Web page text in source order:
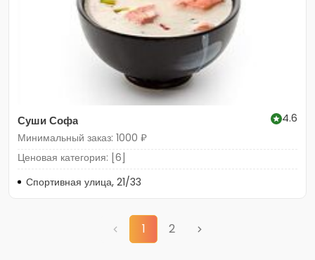
Суши Софа
4.6
Минимальный заказ: 1000 ₽
Ценовая категория: [6]
Спортивная улица, 21/33
1 2